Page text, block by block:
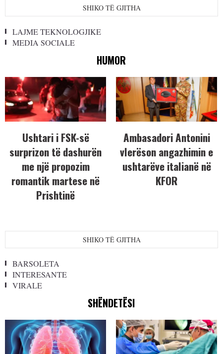
SHIKO TË GJITHA
LAJME TEKNOLOGJIKE
MEDIA SOCIALE
HUMOR
Ushtari i FSK-së
surprizon të dashurën
me një propozim
romantik martese në
Prishtinë
Ambasadori Antonini
vlerëson angazhimin e
ushtarëve italianë në
KFOR
SHIKO TË GJITHA
BARSOLETA
INTERESANTE
VIRALE
SHËNDETËSI